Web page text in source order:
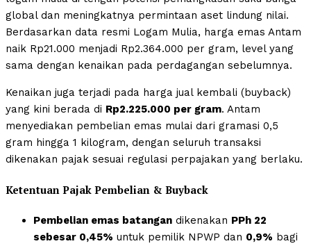
global dan meningkatnya permintaan aset lindung nilai.
Berdasarkan data resmi Logam Mulia, harga emas Antam
naik Rp21.000 menjadi Rp2.364.000 per gram, level yang
sama dengan kenaikan pada perdagangan sebelumnya.
Kenaikan juga terjadi pada harga jual kembali (buyback)
yang kini berada di Rp2.225.000 per gram. Antam
menyediakan pembelian emas mulai dari gramasi 0,5
gram hingga 1 kilogram, dengan seluruh transaksi
dikenakan pajak sesuai regulasi perpajakan yang berlaku.
Ketentuan Pajak Pembelian & Buyback
Pembelian emas batangan dikenakan PPh 22
sebesar 0,45% untuk pemilik NPWP dan 0,9% bagi